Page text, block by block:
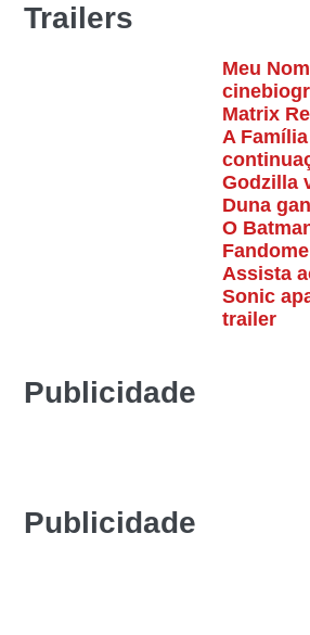
Trailers
Meu
Matrix
A
Godzilla
Duna
O
Fandome
Assista
Sonic
trailer
Publicidade
Publicidade